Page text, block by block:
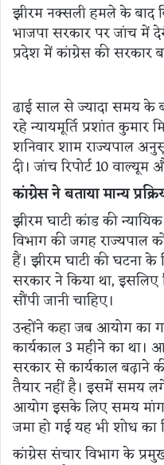
झीरम नक्सली हमले के बाद
भाजपा सरकार पर जांच में
प्रदेश में कांग्रेस की
ढाई साल से ज्यादा समय के
रहे न्यायमूर्ति प्रशांत कुमार
शनिवार शाम राज्यपाल
दी। जांच रिपोर्ट 10
कांग्रेस ने बताया मान्य
झीरम घाटी कांड की
विभाग की जगह राज्यपाल
हैं। झीरम घाटी की घटना
सरकार ने किया था, इसलिए
सौंपी जानी चाहिए।
उन्होंने कहा जब आयोग का
कार्यकाल 3 महीने का
सरकार से कार्यकाल बढ़ाने
तैयार नहीं है। इसमें समय
आयोग इसके लिए समय मांग
जमा हो गई यह भी शोध का
कांग्रेस संचार विभाग के